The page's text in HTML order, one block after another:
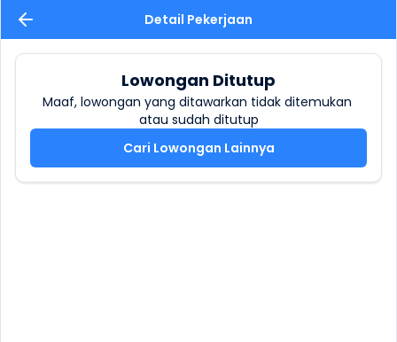
Detail Pekerjaan
Lowongan Ditutup
Maaf, lowongan yang ditawarkan tidak ditemukan
atau sudah ditutup
Cari Lowongan Lainnya